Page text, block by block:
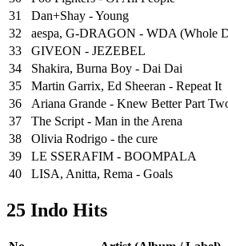
31
Dan+Shay - Young
32
aespa, G-DRAGON - WDA (Whole
33
GIVEON - JEZEBEL
34
Shakira, Burna Boy - Dai Dai
35
Martin Garrix, Ed Sheeran - Repeat It
36
Ariana Grande - Knew Better Part
37
The Script - Man in the Arena
38
Olivia Rodrigo - the cure
39
LE SSERAFIM - BOOMPALA
40
LISA, Anitta, Rema - Goals
25 Indo Hits